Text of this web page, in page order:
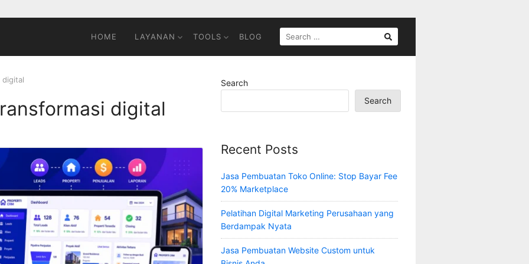
HOME LAYANAN TOOLS BLOG
FOR:
digital
digital
Search
Search
Recent Posts
Jasa Pembuatan Toko Online: Stop Bayar Fee
20% Marketplace
Pelatihan Digital Marketing Perusahaan yang
Berdampak Nyata
Jasa Pembuatan Website Custom untuk